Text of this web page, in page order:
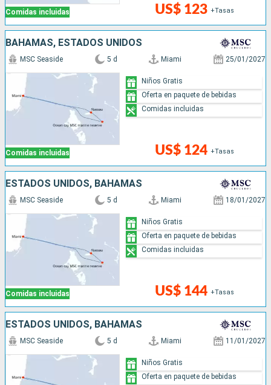
Comidas incluidas US$ 123 +Tasas
BAHAMAS, ESTADOS UNIDOS
Comidas incluidas
MSC Seaside 5 d Miami 25/01/2027
US$ 124 +Tasas
Niños Gratis
Oferta en paquete de bebidas
Comidas incluidas
ESTADOS UNIDOS, BAHAMAS
Comidas incluidas
MSC Seaside 5 d Miami 18/01/2027
US$ 144 +Tasas
Niños Gratis
Oferta en paquete de bebidas
Comidas incluidas
ESTADOS UNIDOS, BAHAMAS
MSC Seaside 5 d Miami 11/01/2027
Niños Gratis
Oferta en paquete de bebidas